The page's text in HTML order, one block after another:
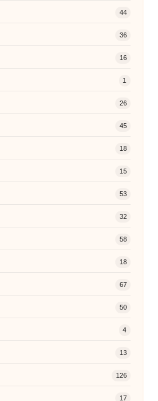
44
36
16
1
26
45
18
15
53
32
58
18
67
50
4
13
126
17